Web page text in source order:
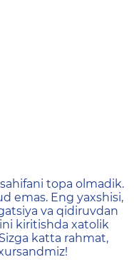
неtopa olmadik.
emas. Eng yaxshisi,
va qidiruvdan
kiritishda xatolik
katta rahmat,